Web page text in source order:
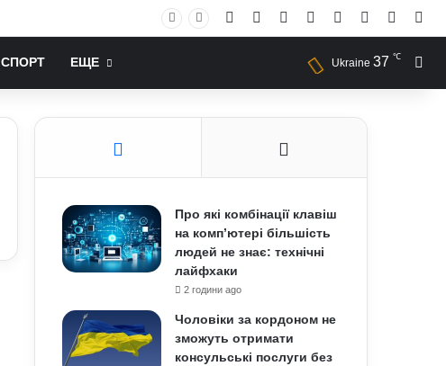
Facebook YouTubeInstagram
RSS Log In
СПОРТ ЕЩЕ Ukraine 37 ℃
Про які комбінації клавіш
на комп’ютері більшість
людей не знає: технічні
лайфхаки
2 години ago
Чоловіки за кордоном не
зможуть отримати
консульські послуги без